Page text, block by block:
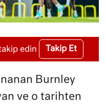
edin Takip Et
Burnley
ve o tarihten